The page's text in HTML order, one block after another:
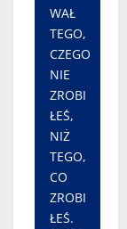
WAŁ
TEGO,
CZEGO
NIE
ZROBI
ŁEŚ,
NIŻ
TEGO,
CO
ZROBI
ŁEŚ.